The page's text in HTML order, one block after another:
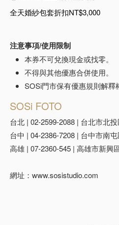
全天婚紗包套折扣NT$3,000
注意事項/使用限制
本券不可兌換現金或找零。
不得與其他優惠合併使用。
SOSi門市保有優惠規則解釋
SOSi FOTO
台北 | 02-2599-2088 | 台北市北
台中 | 04-2386-7208 | 台中市南
高雄 | 07-2360-545 | 高雄市新興
網址：www.sosistudio.com